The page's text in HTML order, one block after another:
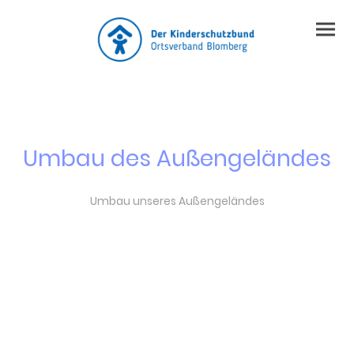
Umbau des Außengeländes
Umbau unseres Außengeländes